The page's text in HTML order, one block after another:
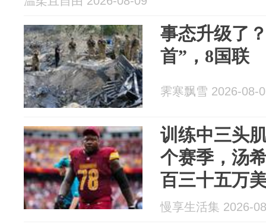
事态升级了
首”，8国联
霁寒飘雪 2026-08-
训练中三头
个赛季，汤
百三十五万
慢享生活集 2026-